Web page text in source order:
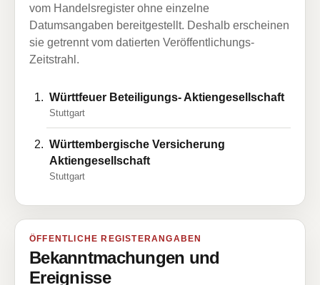
vom Handelsregister ohne einzelne
Datumsangaben bereitgestellt. Deshalb erscheinen
sie getrennt vom datierten Veröffentlichungs-
Zeitstrahl.
Württfeuer Beteiligungs- Aktiengesellschaft
Stuttgart
Württembergische Versicherung
Aktiengesellschaft
Stuttgart
ÖFFENTLICHE REGISTERANGABEN
Bekanntmachungen und
Ereignisse